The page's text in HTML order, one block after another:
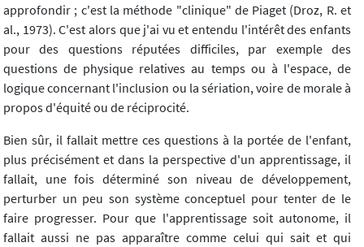
approfondir ; c'est la méthode "clinique" de Piaget (Droz, R. et
al., 1973). C'est alors que j'ai vu et entendu l'intérêt des enfants
pour des questions réputées difficiles, par exemple des
questions de physique relatives au temps ou à l'espace, de
logique concernant l'inclusion ou la sériation, voire de morale à
propos d'équité ou de réciprocité.
Bien sûr, il fallait mettre ces questions à la portée de l'enfant,
plus précisément et dans la perspective d'un apprentissage, il
fallait, une fois déterminé son niveau de développement,
perturber un peu son système conceptuel pour tenter de le
faire progresser. Pour que l'apprentissage soit autonome, il
fallait aussi ne pas apparaître comme celui qui sait et qui